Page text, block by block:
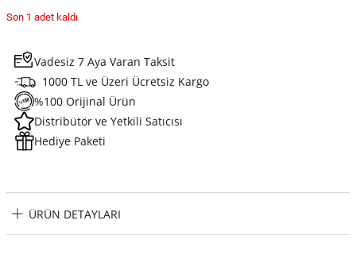
Son 1 adet kaldı
Vadesiz 7 Aya Varan Taksit
1000 TL ve Üzeri Ücretsiz Kargo
%100 Orijinal Ürün
Distribütör ve Yetkili Satıcısı
Hediye Paketi
ÜRÜN DETAYLARI